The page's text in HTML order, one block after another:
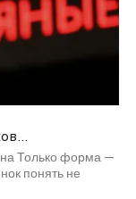
Только форма —
понять не